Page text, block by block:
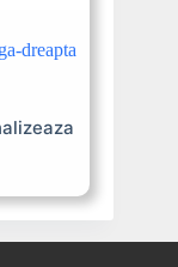
dreapta